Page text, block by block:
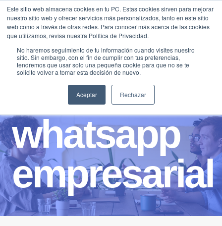
Este sitio web almacena cookies en tu PC. Estas cookies sirven para mejorar
nuestro sitio web y ofrecer servicios más personalizados, tanto en este sitio
web como a través de otras redes. Para conocer más acerca de las cookies
que utilizamos, revisa nuestra Política de Privacidad.
No haremos seguimiento de tu información cuando visites nuestro
sitio. Sin embargo, con el fin de cumplir con tus preferencias,
tendremos que usar solo una pequeña cookie para que no se te
solicite volver a tomar esta decisión de nuevo.
Aceptar Rechazar
Saltar
contenido
whatsapp
empresarial
Traducir »